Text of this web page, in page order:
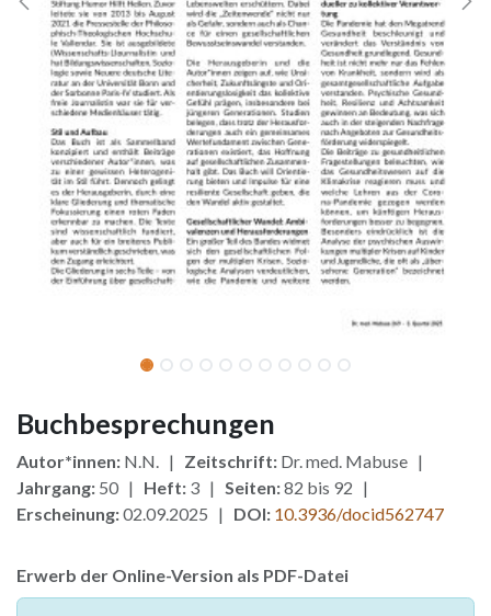
Buchbesprechungen
Autor*innen: N.N. | Zeitschrift: Dr. med. Mabuse |
Jahrgang: 50 | Heft: 3 | Seiten:82 bis 92 |
Erscheinung:02.09.2025 | DOI: 10.3936/docid562747
Erwerb der Online-Version als PDF-Datei